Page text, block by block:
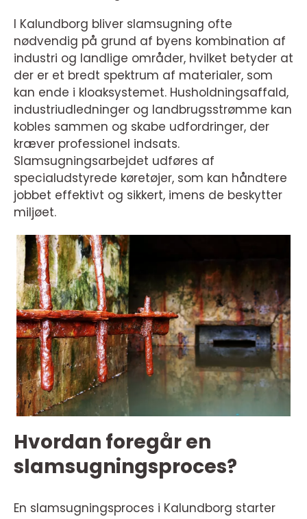
I Kalundborg bliver slamsugning ofte
nødvendig på grund af byens kombination af
industri og landlige områder, hvilket betyder at
der er et bredt spektrum af materialer, som
kan ende i kloaksystemet. Husholdningsaffald,
industriudledninger og landbrugsstrømme kan
kobles sammen og skabe udfordringer, der
kræver professionel indsats.
Slamsugningsarbejdet udføres af
specialudstyrede køretøjer, som kan håndtere
jobbet effektivt og sikkert, imens de beskytter
miljøet.
Hvordan foregår en
slamsugningsproces?
En slamsugningsproces i Kalundborg starter